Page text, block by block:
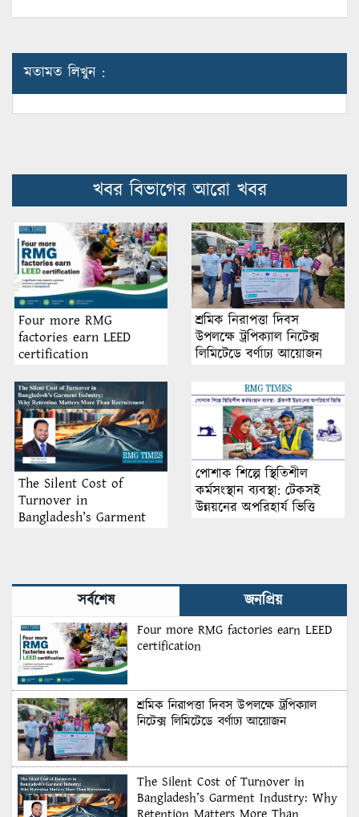
মতামত লিখুন :
খবর বিভাগের আরো খবর
Four more RMG
factories earn LEED
certification
শ্রমিক নিরাপত্তা দিবস
উপলক্ষে ট্রপিক্যাল নিটেক্স
লিমিটেডে বর্ণাঢ্য আয়োজন
The Silent Cost of
Turnover in
Bangladesh’s Garment
পোশাক শিল্পে স্থিতিশীল
কর্মসংস্থান ব্যবস্থা: টেকসই
উন্নয়নের অপরিহার্য ভিত্তি
সর্বশেষ জনপ্রিয়
Four more RMG factories earn LEED
certification
শ্রমিক নিরাপত্তা দিবস উপলক্ষে ট্রপিক্যাল
নিটেক্স লিমিটেডে বর্ণাঢ্য আয়োজন
The Silent Cost of Turnover in
Bangladesh’s Garment Industry: Why